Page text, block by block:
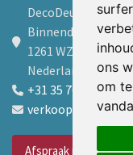
ons
om
DecoDeur B.V.
Binnendelta 9d
1261 WZ Blaricum
Nederland
+31 35 7605600
Afspraak maken